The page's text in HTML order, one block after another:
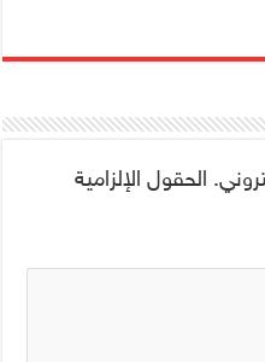
الحقول الإلزامية